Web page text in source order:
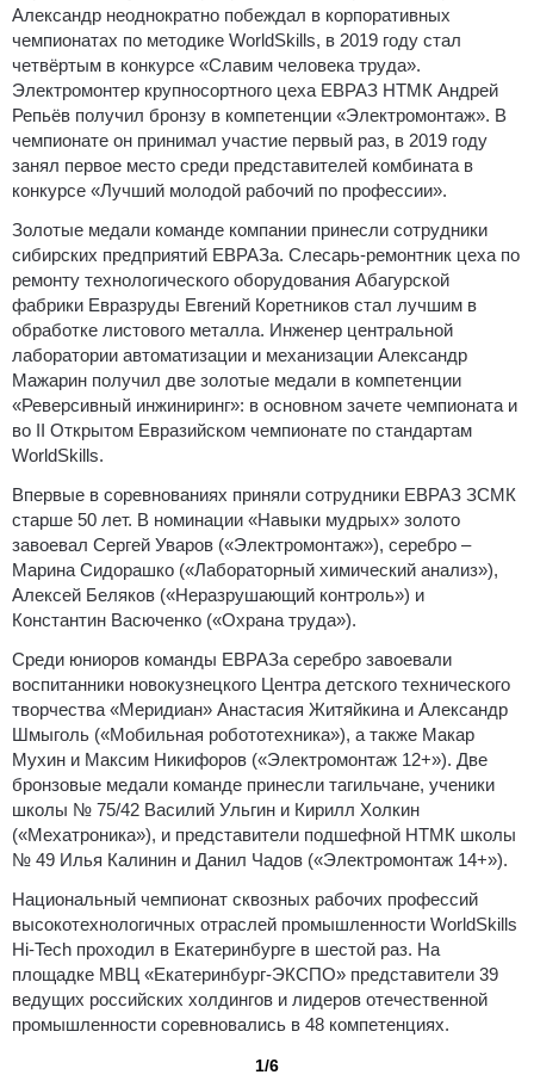
Александр неоднократно побеждал в корпоративных
чемпионатах по методике WorldSkills, в 2019 году стал
четвёртым в конкурсе «Славим человека труда».
Электромонтер крупносортного цеха ЕВРАЗ НТМК Андрей
Репьёв получил бронзу в компетенции «Электромонтаж». В
чемпионате он принимал участие первый раз, в 2019 году
занял первое место среди представителей комбината в
конкурсе «Лучший молодой рабочий по профессии».
Золотые медали команде компании принесли сотрудники
сибирских предприятий ЕВРАЗа. Слесарь-ремонтник цеха по
ремонту технологического оборудования Абагурской
фабрики Евразруды Евгений Коретников стал лучшим в
обработке листового металла. Инженер центральной
лаборатории автоматизации и механизации Александр
Мажарин получил две золотые медали в компетенции
«Реверсивный инжиниринг»: в основном зачете чемпионата и
во II Открытом Евразийском чемпионате по стандартам
WorldSkills.
Впервые в соревнованиях приняли сотрудники ЕВРАЗ ЗСМК
старше 50 лет. В номинации «Навыки мудрых» золото
завоевал Сергей Уваров («Электромонтаж»), серебро –
Марина Сидорашко («Лабораторный химический анализ»),
Алексей Беляков («Неразрушающий контроль») и
Константин Васюченко («Охрана труда»).
Среди юниоров команды ЕВРАЗа серебро завоевали
воспитанники новокузнецкого Центра детского технического
творчества «Меридиан» Анастасия Житяйкина и Александр
Шмыголь («Мобильная робототехника»), а также Макар
Мухин и Максим Никифоров («Электромонтаж 12+»). Две
бронзовые медали команде принесли тагильчане, ученики
школы № 75/42 Василий Ульгин и Кирилл Холкин
(«Мехатроника»), и представители подшефной НТМК школы
№ 49 Илья Калинин и Данил Чадов («Электромонтаж 14+»).
Национальный чемпионат сквозных рабочих профессий
высокотехнологичных отраслей промышленности WorldSkills
Hi-Tech проходил в Екатеринбурге в шестой раз. На
площадке МВЦ «Екатеринбург-ЭКСПО» представители 39
ведущих российских холдингов и лидеров отечественной
промышленности соревновались в 48 компетенциях.
1/6